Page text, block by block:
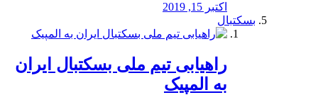
اکتبر 15, 2019
بسکتبال
راهیابی تیم ملی بسکتبال ایران
به المپیک